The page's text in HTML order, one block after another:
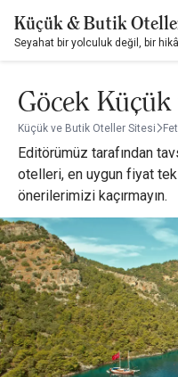
Küçük & Butik
Seyahat bir yolculuk değil, bir
Göcek
Küçük ve Butik Oteller Sitesi
Editörümüz tarafından
otelleri, en uygun fiyat
önerilerimizi kaçırmayın.